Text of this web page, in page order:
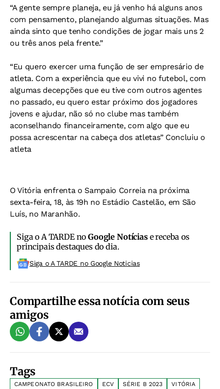
“A gente sempre planeja, eu já venho há alguns anos
com pensamento, planejando algumas situações. Mas
ainda sinto que tenho condições de jogar mais uns 2
ou três anos pela frente.”
“Eu quero exercer uma função de ser empresário de
atleta. Com a experiência que eu vivi no futebol, com
algumas decepções que eu tive com outros agentes
no passado, eu quero estar próximo dos jogadores
jovens e ajudar, não só no clube mas também
aconselhando financeiramente, com algo que eu
possa acrescentar na cabeça dos atletas” Concluiu o
atleta
O Vitória enfrenta o Sampaio Correia na próxima
sexta-feira, 18, às 19h no Estádio Castelão, em São
Luís, no Maranhão.
Siga o A TARDE noGoogle Notíciase receba os
principais destaques do dia.
Siga o A TARDE no Google Noticias
Compartilhe essa notícia com seus
amigos
Tags
CAMPEONATO BRASILEIRO ECV SÉRIE B 2023 VITÓRIA